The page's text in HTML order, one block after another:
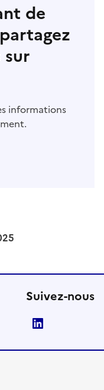
de
informations
Suivez-nous